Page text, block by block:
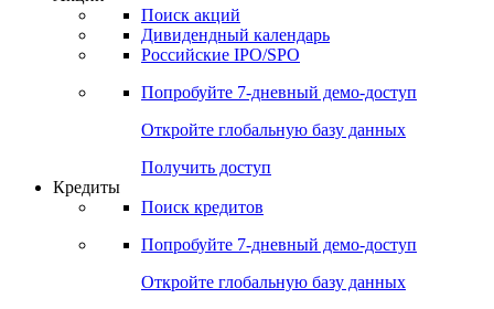
Откройте глобальную базу данных
Получить доступ
Поиск акций
Российские IPO/SPO
Попробуйте7-дневный
Откройте глобальную базу данных
Получить доступ
Поиск кредитов